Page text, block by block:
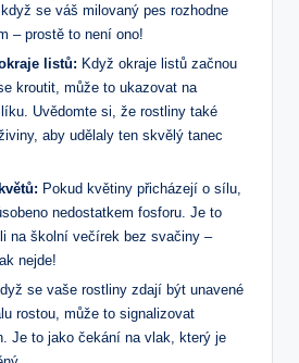
se váš milovaný pes rozhodne
– prostě to není​ ono!
listů: ⁣Když okraje​ listů začnou
kroutit, může to ukazovat na
Uvědomte si, že ​rostliny také
aby udělaly ten skvělý tanec
Pokud květiny přicházejí o sílu,
nedostatkem fosforu. Je to
na školní večírek bez svačiny –
nejde!
se vaše rostliny zdají být unavené
rostou, může to signalizovat
Je to jako čekání na vlak,⁣ který je